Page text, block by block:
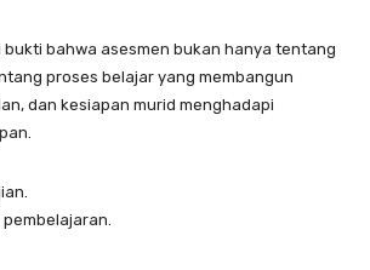
bukti bahwa asesmen bukan hanya tentang
proses belajar yang membangun
dan kesiapan murid menghadapi